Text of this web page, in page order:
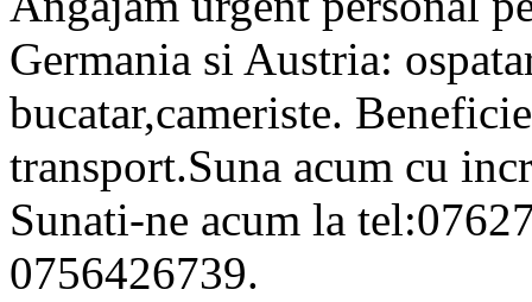
Germania si Austria:
bucatar,cameriste.
transport.Suna acum cu
Sunati-ne acum la
0756426739.